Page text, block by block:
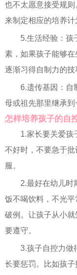
也不太愿意接受规
来制定相应的培养计
5.生活经验：孩
素，如果孩子能够
逐渐习得自制力的技
6.遗传基因：自
母或祖先那里继承到
怎样培养孩子的自
1.家长要关爱孩
不好时，不要急于
服。
2.最好在幼儿时
饭不喝饮料，不光
破例。让孩子从小
要遵守。
3.孩子自控力做
长要惩罚。比如孩子